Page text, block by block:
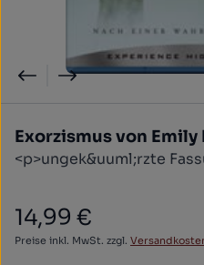
Exorzismus von
<p>ungek&uuml;rzte
Regulärer Preis:
14,99 €
Preise inkl. MwSt. zzgl.